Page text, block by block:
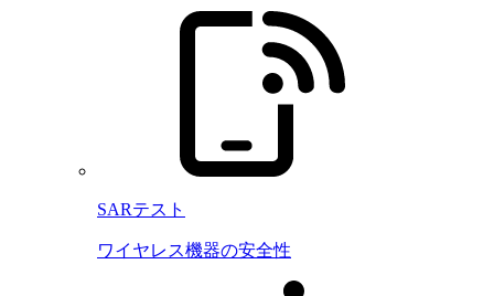
SARテスト
ワイヤレス機器の安全性